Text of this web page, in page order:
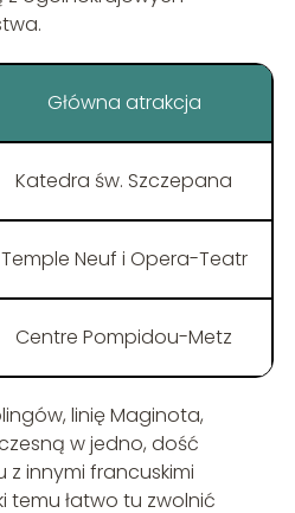
Główna atrakcja
Katedra św. Szczepana
Temple Neuf i Opera-Teatr
Centre Pompidou-Metz
linię Maginota,
w jedno, dość
innymi francuskimi
temu łatwo tu zwolnić